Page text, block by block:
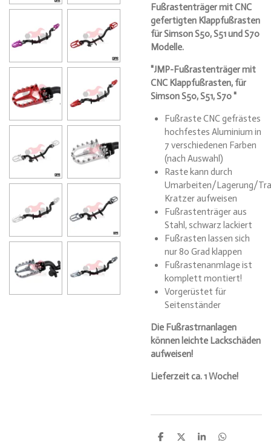
Fußrastenträger mit CNC
gefertigten Klappfußrasten
für Simson S50, S51 und S70
Modelle.
"JMP-Fußrastenträger mit
CNC Klappfußrasten, für
Simson S50, S51, S70 "
Fußraste CNC gefrästes
hochfestes Aluminium in
7 verschiedenen Farben
(nach Auswahl)
Raste kann durch
Umarbeiten/Lagerung/
Kratzer aufweisen
Fußrastenträger aus
Stahl, schwarz lackiert
Fußrasten lassen sich
nur 80 Grad klappen
Fußrastenanmlage ist
komplett montiert!
Vorgerüstet für
Seitenständer
Die Fußrastrnanlagen
können leichte Lackschäden
aufweisen!
Lieferzeit ca. 1 Woche!
T
T
T
T